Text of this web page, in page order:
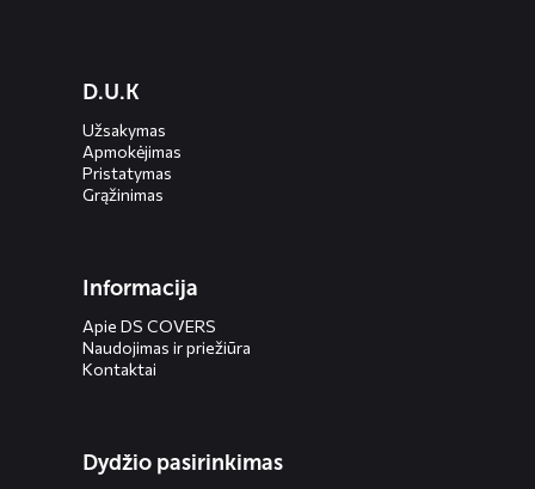
menusD.U.K
Užsakymas
Apmokėjimas
Pristatymas
Grąžinimas
Informacija
Apie DS COVERS
Naudojimas ir priežiūra
Kontaktai
Dydžio pasirinkimas